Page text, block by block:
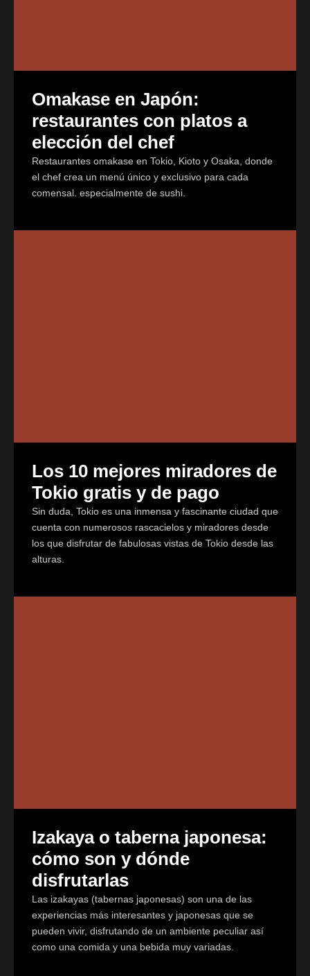
Omakase en Japón:
restaurantes con platos a
elección del chef
Restaurantes omakase en Tokio, Kioto y Osaka, donde
el chef crea un menú único y exclusivo para cada
comensal. especialmente de sushi.
Los 10 mejores miradores de
Tokio gratis y de pago
Sin duda, Tokio es una inmensa y fascinante ciudad que
cuenta con numerosos rascacielos y miradores desde
los que disfrutar de fabulosas vistas de Tokio desde las
alturas.
Izakaya o taberna japonesa:
cómo son y dónde
disfrutarlas
Las izakayas (tabernas japonesas) son una de las
experiencias más interesantes y japonesas que se
pueden vivir, disfrutando de un ambiente peculiar así
como una comida y una bebida muy variadas.